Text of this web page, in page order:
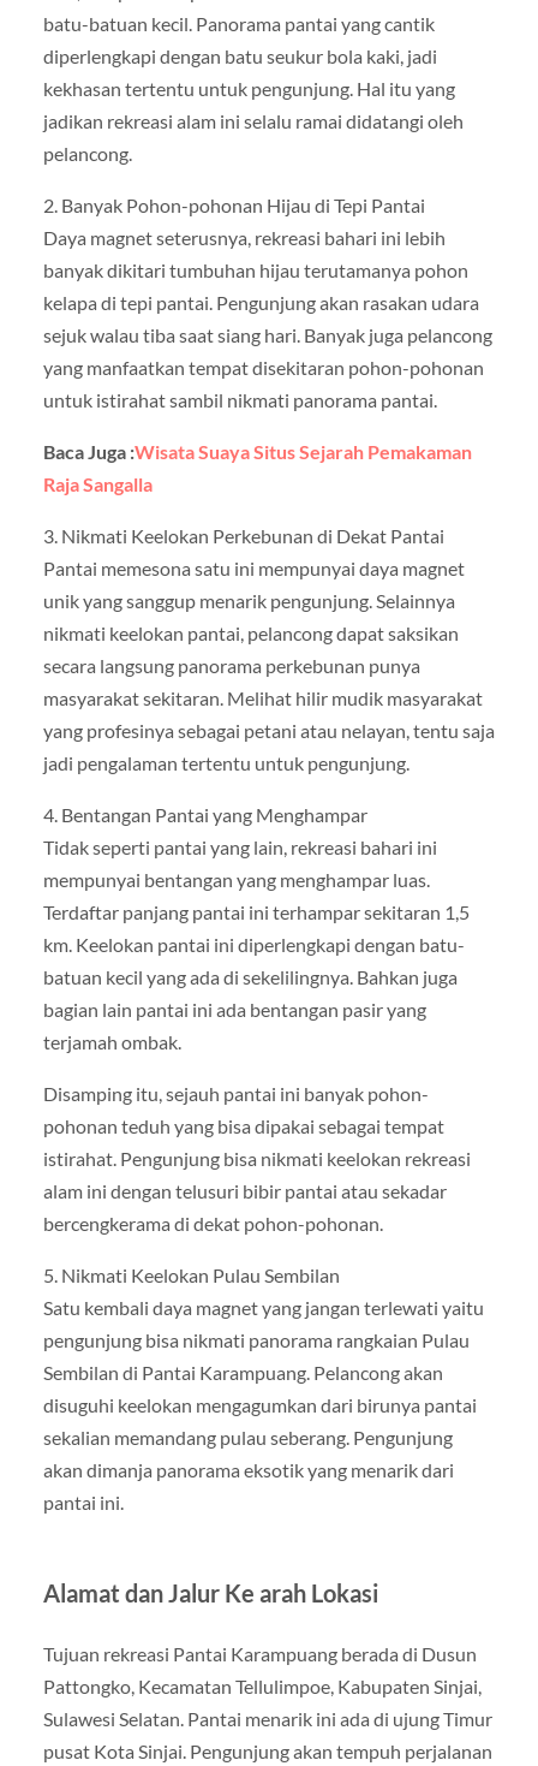
batu-batuan kecil. Panorama pantai yang cantik
diperlengkapi dengan batu seukur bola kaki, jadi
kekhasan tertentu untuk pengunjung. Hal itu yang
jadikan rekreasi alam ini selalu ramai didatangi oleh
pelancong.
2. Banyak Pohon-pohonan Hijau di Tepi Pantai
Daya magnet seterusnya, rekreasi bahari ini lebih
banyak dikitari tumbuhan hijau terutamanya pohon
kelapa di tepi pantai. Pengunjung akan rasakan udara
sejuk walau tiba saat siang hari. Banyak juga pelancong
yang manfaatkan tempat disekitaran pohon-pohonan
untuk istirahat sambil nikmati panorama pantai.
Baca Juga :Wisata Suaya Situs Sejarah Pemakaman
Raja Sangalla
3. Nikmati Keelokan Perkebunan di Dekat Pantai
Pantai memesona satu ini mempunyai daya magnet
unik yang sanggup menarik pengunjung. Selainnya
nikmati keelokan pantai, pelancong dapat saksikan
secara langsung panorama perkebunan punya
masyarakat sekitaran. Melihat hilir mudik masyarakat
yang profesinya sebagai petani atau nelayan, tentu saja
jadi pengalaman tertentu untuk pengunjung.
4. Bentangan Pantai yang Menghampar
Tidak seperti pantai yang lain, rekreasi bahari ini
mempunyai bentangan yang menghampar luas.
Terdaftar panjang pantai ini terhampar sekitaran 1,5
km. Keelokan pantai ini diperlengkapi dengan batu-
batuan kecil yang ada di sekelilingnya. Bahkan juga
bagian lain pantai ini ada bentangan pasir yang
terjamah ombak.
Disamping itu, sejauh pantai ini banyak pohon-
pohonan teduh yang bisa dipakai sebagai tempat
istirahat. Pengunjung bisa nikmati keelokan rekreasi
alam ini dengan telusuri bibir pantai atau sekadar
bercengkerama di dekat pohon-pohonan.
5. Nikmati Keelokan Pulau Sembilan
Satu kembali daya magnet yang jangan terlewati yaitu
pengunjung bisa nikmati panorama rangkaian Pulau
Sembilan di Pantai Karampuang. Pelancong akan
disuguhi keelokan mengagumkan dari birunya pantai
sekalian memandang pulau seberang. Pengunjung
akan dimanja panorama eksotik yang menarik dari
pantai ini.
Alamat dan Jalur Ke arah Lokasi
Tujuan rekreasi Pantai Karampuang berada di Dusun
Pattongko, Kecamatan Tellulimpoe, Kabupaten Sinjai,
Sulawesi Selatan. Pantai menarik ini ada di ujung Timur
pusat Kota Sinjai. Pengunjung akan tempuh perjalanan